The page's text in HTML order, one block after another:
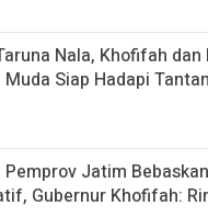
Nala, Khofifah dan
Siap Hadapi
Pemprov Jatim
Gubernur Khofifah: